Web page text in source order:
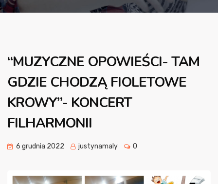
“MUZYCZNE OPOWIEŚCI- TAM
GDZIE CHODZĄ FIOLETOWE
KROWY”- KONCERT
FILHARMONII
6 grudnia 2022 justynamaly 0